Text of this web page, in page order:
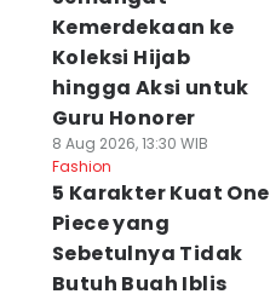
Kemerdekaan ke
Koleksi Hijab
hingga Aksi untuk
Guru Honorer
8 Aug 2026, 13:30 WIB
Fashion
5 Karakter Kuat One
Piece yang
Sebetulnya Tidak
Butuh Buah Iblis